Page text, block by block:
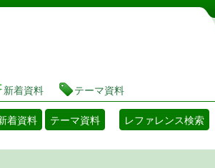
館 蔵書検索・予約システム
新着資料 テーマ資料
着資料 テーマ資料 レファレンス検索